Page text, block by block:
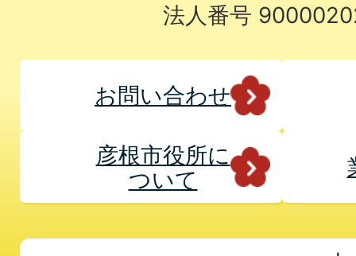
法人番号
お問い合わせ
彦根市役所に
ついて